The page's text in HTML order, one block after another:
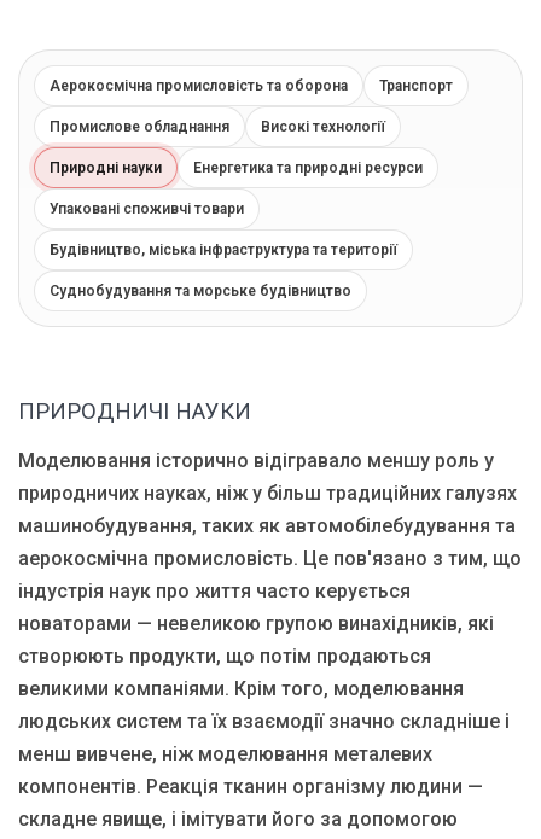
Язык
EN UA RU DE IT
Зв'язатися
Аерокосмічна промисловість та оборона Транспорт
Промислове обладнання Високі технології
Природні науки Енергетика та природні ресурси
Упаковані споживчі товари
Будівництво, міська інфраструктура та території
Суднобудування та морське будівництво
ПРИРОДНИЧІ НАУКИ
Моделювання історично відігравало меншу роль у
природничих науках, ніж у більш традиційних галузях
машинобудування, таких як автомобілебудування та
аерокосмічна промисловість. Це пов'язано з тим, що
індустрія наук про життя часто керується
новаторами — невеликою групою винахідників, які
створюють продукти, що потім продаються
великими компаніями. Крім того, моделювання
людських систем та їх взаємодії значно складніше і
менш вивчене, ніж моделювання металевих
компонентів. Реакція тканин організму людини —
складне явище, і імітувати його за допомогою